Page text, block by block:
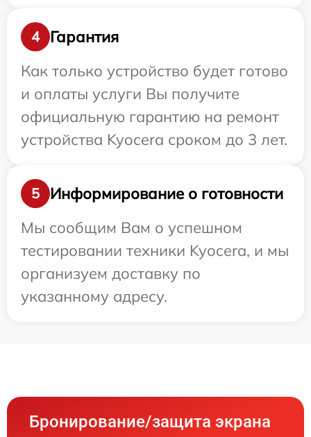
4
Гарантия
Как только устройство будет готово
и оплаты услуги Вы получите
официальную гарантию на ремонт
устройства Kyocera сроком до 3 лет.
5
Информирование о готовности
Мы сообщим Вам о успешном
тестировании техники Kyocera, и мы
организуем доставку по
указанному адресу.
Бронирование/защита экрана